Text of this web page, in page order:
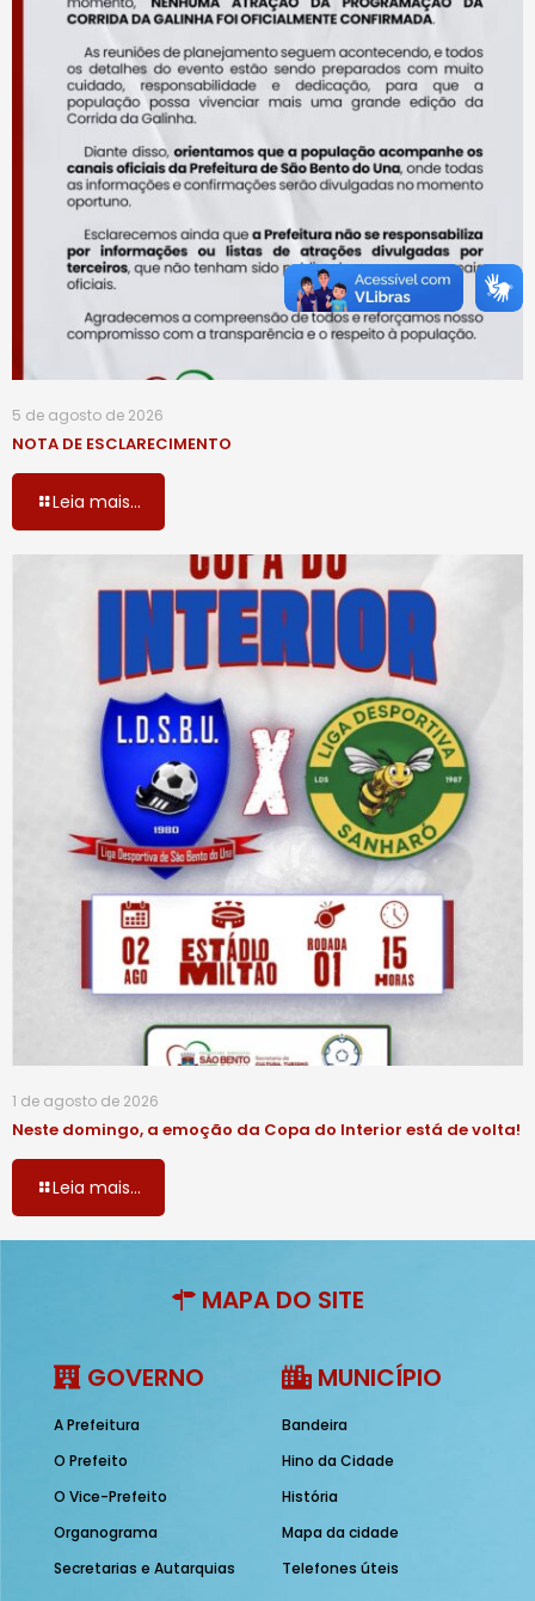
5 de agosto de 2026
NOTA DE ESCLARECIMENTO
Leia mais...
1 de agosto de 2026
Neste domingo, a emoção da Copa do Interior está de volta!
Leia mais...
MAPA DO SITE
GOVERNO
A Prefeitura
O Prefeito
O Vice-Prefeito
Organograma
Secretarias e Autarquias
MUNICÍPIO
Bandeira
Hino da Cidade
História
Mapa da cidade
Telefones úteis